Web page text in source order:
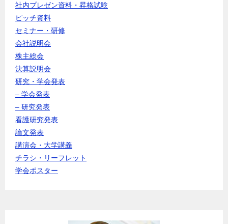
社内プレゼン資料・昇格試験
ピッチ資料
セミナー・研修
会社説明会
株主総会
決算説明会
研究・学会発表
– 学会発表
– 研究発表
看護研究発表
論文発表
講演会・大学講義
チラシ・リーフレット
学会ポスター